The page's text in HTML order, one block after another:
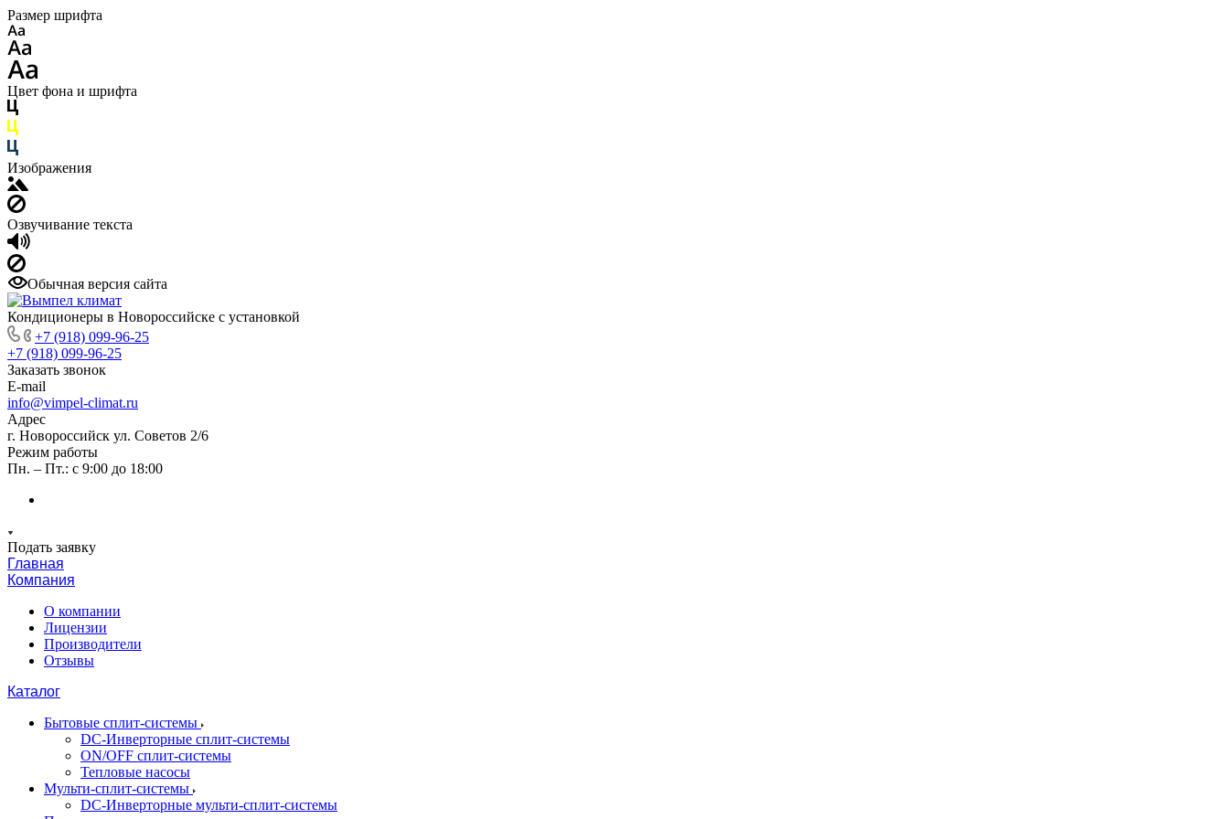
Размер шрифта
Цвет фона и шрифта
Изображения
Озвучивание текста
Обычная версия сайта
Кондиционеры в Новороссийске с установкой
+7 (918) 099-96-25
+7 (918) 099-96-25
Заказать звонок
E-mail
info@vimpel-climat.ru
Адрес
г. Новороссийск ул. Советов 2/6
Режим работы
Пн. – Пт.: с 9:00 до 18:00
Подать заявку
Главная
Компания
О компании
Лицензии
Производители
Отзывы
Каталог
Бытовые сплит-системы
DC-Инверторные сплит-системы
ON/OFF сплит-системы
Тепловые насосы
Мульти-сплит-системы
DC-Инверторные мульти-сплит-системы